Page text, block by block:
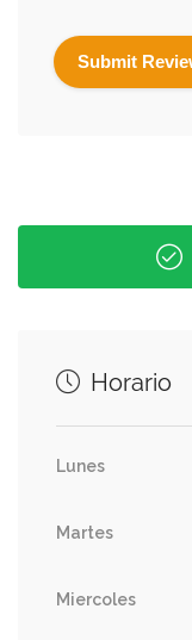
Horario
Lunes
Martes
Miercoles